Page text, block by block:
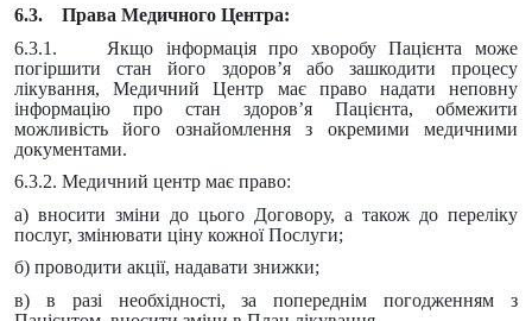
6.3. Права Медичного Центра:
6.3.1. Якщо інформація про хворобу Пацієнта може
погіршити стан його здоров’я або зашкодити процесу
лікування, Медичний Центр має право надати неповну
інформацію про стан здоров’я Пацієнта, обмежити
можливість його ознайомлення з окремими медичними
документами.
6.3.2. Медичний центр має право:
а) вносити зміни до цього Договору, а також до переліку
послуг, змінювати ціну кожної Послуги;
б) проводити акції, надавати знижки;
в) в разі необхідності, за попереднім погодженням з